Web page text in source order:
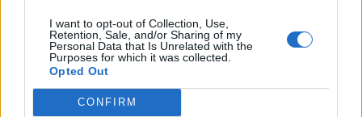
I want to opt-out of Collection, Use,
Retention, Sale, and/or Sharing of my
Personal Data that Is Unrelated with the
Purposes for which it was collected.
Opted Out
CONFIRM
Εδώ Παππάς, εκεί Παππάς, που είναι
ο ΣΥΡΙΖΑ και οι Κιλκισιώτες
26-07-2026 - Κανένα σχόλιο